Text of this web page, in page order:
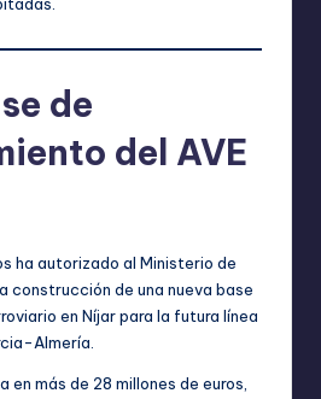
de
del AVE
ha autorizado al Ministerio de
construcción de una nueva base
en Níjar para la futura línea
Almería.
en más de 28 millones de euros,